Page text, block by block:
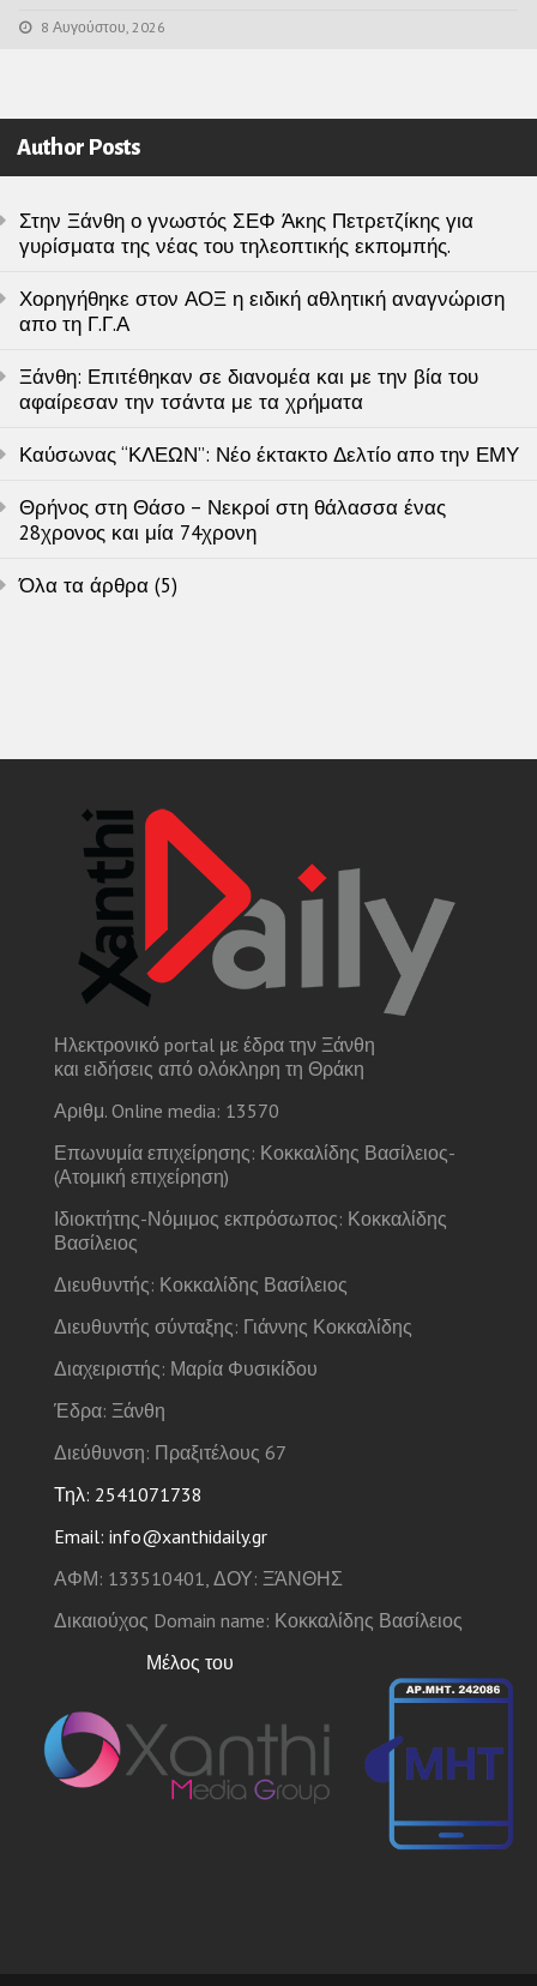
8 Αυγούστου, 2026
Author Posts
Στην Ξάνθη ο γνωστός ΣΕΦ Άκης Πετρετζίκης για
γυρίσματα της νέας του τηλεοπτικής εκπομπής.
Χορηγήθηκε στον ΑΟΞ η ειδική αθλητική αναγνώριση
απο τη Γ.Γ.Α
Ξάνθη: Επιτέθηκαν σε διανομέα και με την βία του
αφαίρεσαν την τσάντα με τα χρήματα
Καύσωνας “ΚΛΕΩΝ”: Νέο έκτακτο Δελτίο απο την ΕΜΥ
Θρήνος στη Θάσο – Νεκροί στη θάλασσα ένας
28χρονος και μία 74χρονη
Όλα τα άρθρα (5)
Ηλεκτρονικό portal με έδρα την Ξάνθη
και ειδήσεις από ολόκληρη τη Θράκη
Αριθμ. Online media: 13570
Επωνυμία επιχείρησης: Κοκκαλίδης Βασίλειος-
(Ατομική επιχείρηση)
Ιδιοκτήτης-Νόμιμος εκπρόσωπος: Κοκκαλίδης
Βασίλειος
Διευθυντής: Κοκκαλίδης Βασίλειος
Διευθυντής σύνταξης: Γιάννης Κοκκαλίδης
Διαχειριστής: Μαρία Φυσικίδου
Έδρα: Ξάνθη
Διεύθυνση: Πραξιτέλους 67
Τηλ: 2541071738
Email: info@xanthidaily.gr
ΑΦΜ: 133510401, ΔΟΥ: ΞΆΝΘΗΣ
Δικαιούχος Domain name: Κοκκαλίδης Βασίλειος
Μέλος του